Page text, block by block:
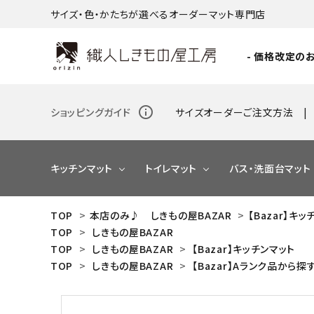
サイズ・色・かたちが選べるオーダーマット専門店
- 価格改定の
ショッピングガイド info_outline サイズオーダーご注文方法
キッチンマット
NEW
トイレマット
NEW
NEW
バス・洗面台マット
TOP > 本店のみ♪ しきもの屋BAZAR > 【Bazar】キッ
TOP > しきもの屋BAZAR
TOP > しきもの屋BAZAR > 【Bazar】キッチンマット
TOP > しきもの屋BAZAR > 【Bazar】Aランク品から探